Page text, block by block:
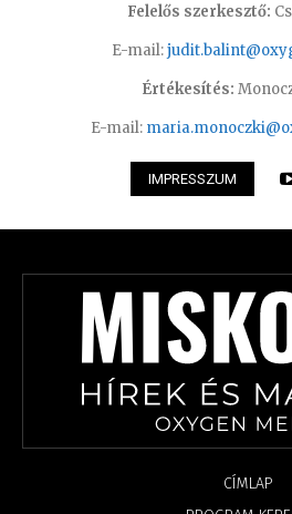
Felelős szerkesztő:
E-mail:
Értékesítés:
E-mail:
IMPRESSZUM
CÍMLAP